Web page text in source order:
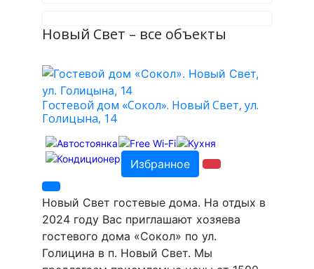
Новый Свет – все объекты
Гостевой дом «Сокол». Новый Свет, ул.
Голицына, 14
Избранное
Новый Свет гостевые дома. На отдых в
2024 году Вас приглашают хозяева
гостевого дома «Сокол» по ул.
Голицина в п. Новый Свет. Мы